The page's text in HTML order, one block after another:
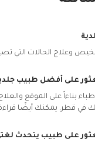
الحالات التي تصيب
على أفضل طبيب
بناءاً على الموقع
في قطر. يمكنك أيضًا
على طبيب يتحدث